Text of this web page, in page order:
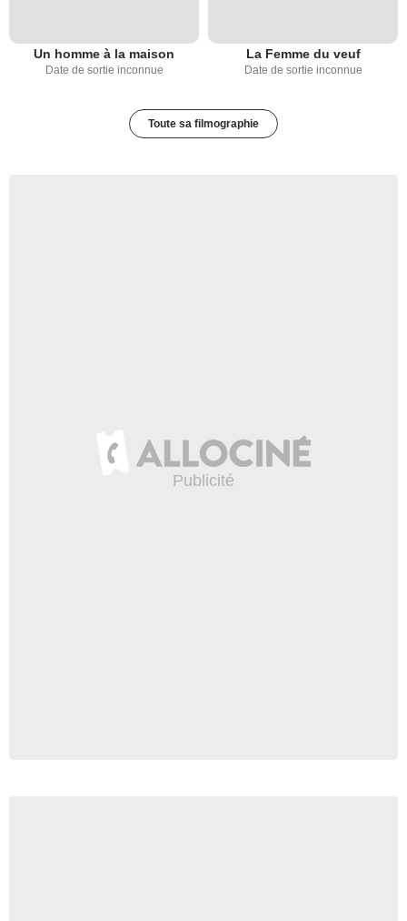
Un homme à la maison
Date de sortie inconnue
La Femme du veuf
Date de sortie inconnue
Toute sa filmographie